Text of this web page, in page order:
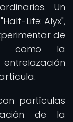
Un
Life: Alyx",
de
como la
partículas
de la